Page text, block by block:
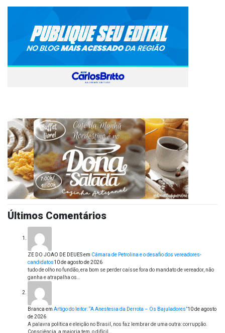
Últimos Comentários
ZE DO JOAO DE DEUESem Câmara de Petrolina e o desafio dos vereadores-
candidatos10 de agosto de 2026
tudo de olho no fundão, era bom se perder caísse fora do mandato de vereador, não
ganha e atrapalha os…
Branca em Artigo do leitor: “A Anestesia da Derrota – Os Bajuladores”10 de agosto
de 2026
A palavra política e eleição no Brasil, nos faz lembrar de uma outra: corrupção.
Consciência, a maioria tem, o difícil…